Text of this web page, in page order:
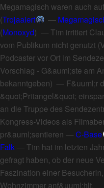
Megamagisch waren auch
(Trojaalert —
(Monoxyd) —Tim irritiert
vom Publikum nicht genutzt (
Podcaster vor Ort im
Vorschlag - G&auml;ste am
bekanntgeben) — F&uuml;r
&quot;Pritangel&quot;
an die Truppe des
Kongress-Videos als
pr&auml;sentieren —C-Base
Falk—Tim hat im letzten
gefragt haben, ob der neue
Faszination einer
Wohnzimmer anf&uuml;hlt.